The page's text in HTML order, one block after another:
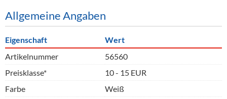
Allgemeine Angaben
Eigenschaft
Wert
Artikelnummer
56560
Preisklasse*
10 - 15 EUR
Farbe
Weiß